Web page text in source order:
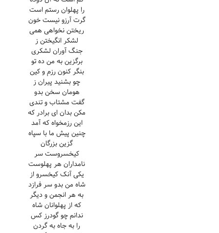
را پهلوان رستم است
گرت آرزو نیست خون
ریختن نخواهی همی
لشکر انگیختن ز
جنگ آوران لشکری
برگزین به من ده تو
بنگر کنون رزم و کین
چو بشنید پیران ز
هومان سخن بدو
گفت مشتاب و تندی
مکن بدان ای برادر که
این رزمخواه که آمد
چنین پیش ما با سپاه
گزین بزرگان
کیخسروست سر
نامداران هر پهلوست
یکی آنک کیخسرو از
شاه من بدو سر فرازد
به هر انجمن و دیگر
که از پهلوانان شاه
ندانم چو گودرز کس
را به جاه به گردن